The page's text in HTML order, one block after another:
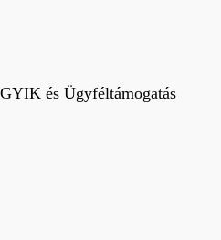
GYIK és Ügyféltámogatás